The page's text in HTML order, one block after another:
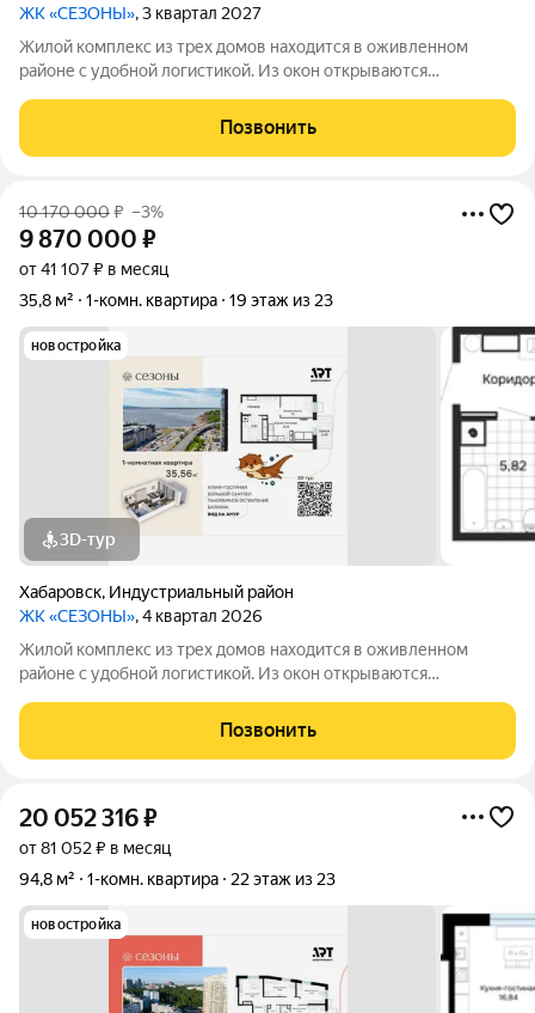
ЖК «СЕЗОНЫ», 3 квартал 2027
Жилой комплекс из трех домов находится в оживленном
районе с удобной логистикой. Из окон открываются
районе уже есть все, что обеспечивает комфорт и помогает
жить с удовольствием. При этом, нам
Позвонить
10 170 000₽ –3%
9 870 000 ₽
от 41 107 ₽ в месяц
35,8 м²
1-комн. квартира 19 этаж из 23
новостройка
3D-тур
Хабаровск, Индустриальный район
ЖК «СЕЗОНЫ», 4 квартал 2026
Жилой комплекс из трех домов находится в оживленном
районе с удобной логистикой. Из окон открываются
районе уже есть все, что обеспечивает комфорт и помогает
жить с удовольствием. При этом, нам
Позвонить
20 052 316₽
от 81 052 ₽ в месяц
94,8 м²
1-комн. квартира 22 этаж из 23
новостройка